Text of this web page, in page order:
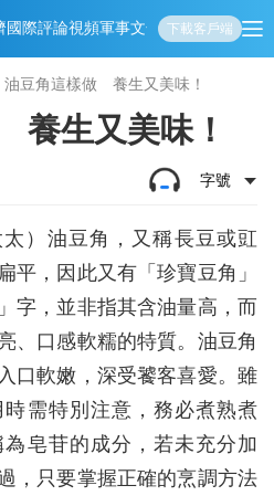
國際評論視頻軍事文化 娛樂生活教育體
下載客戶端
油豆角這樣做 養生又美味！
生又美味！
字號
太）油豆角，又稱長豆或豇
平，因此又有「珍寶豆角」
字，並非指其含油量高，而
、口感軟糯的特質。油豆角
口軟嫩，深受饕客喜愛。雖
需特別注意，務必煮熟煮
皂苷的成分，若未充分加
，只要掌握正確的烹調方法